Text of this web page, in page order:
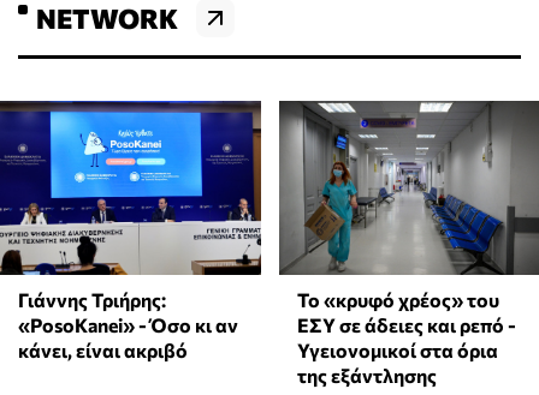
NETWORK
Γιάννης Τριήρης:
«PosoKanei» - Όσο κι αν
κάνει, είναι ακριβό
Το «κρυφό χρέος» του
ΕΣΥ σε άδειες και ρεπό -
Υγειονομικοί στα όρια
της εξάντλησης